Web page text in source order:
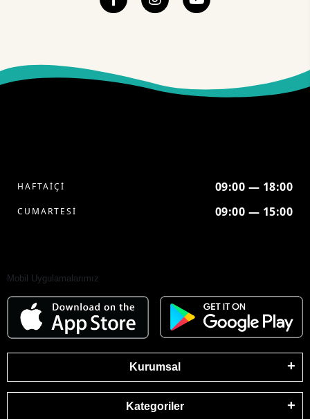
HAFTAİÇİ 09:00 — 18:00
CUMARTESİ 09:00 — 15:00
Mobil Uygulamalarımız
Kurumsal
Kategoriler